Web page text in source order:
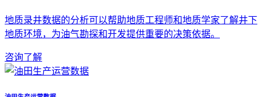
地质录井数据的分析可以帮助地质工程师和地质学家了解井下
地质环境，为油气勘探和开发提供重要的决策依据。
咨询了解